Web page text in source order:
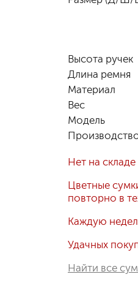
Высота ручек
Длина ремня
Материал
Вес
Модель
Нет на складе
Цветные
повторно в
Каждую
Удачных
Найти все